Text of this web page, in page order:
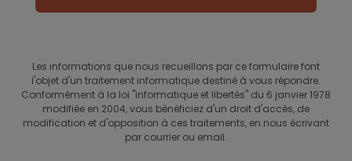
Les informations que nous recueillons par ce formulaire font
l'objet d'un traitement informatique destiné à vous répondre.
Conformément à la loi "informatique et libertés" du 6 janvier 1978
modifiée en 2004, vous bénéficiez d'un droit d'accès, de
modification et d'opposition à ces traitements, en nous écrivant
par courrier ou email.